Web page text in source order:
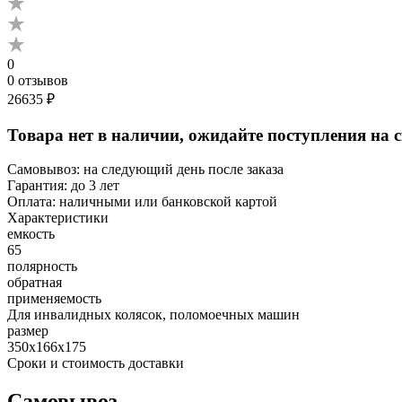
0
0 отзывов
26635 ₽
Товара нет в наличии, ожидайте поступления на
Самовывоз: на следующий день после заказа
Гарантия: до 3 лет
Оплата: наличными или банковской картой
Характеристики
емкость
65
полярность
обратная
применяемость
Для инвалидных колясок, поломоечных машин
размер
350х166х175
Сроки и стоимость доставки